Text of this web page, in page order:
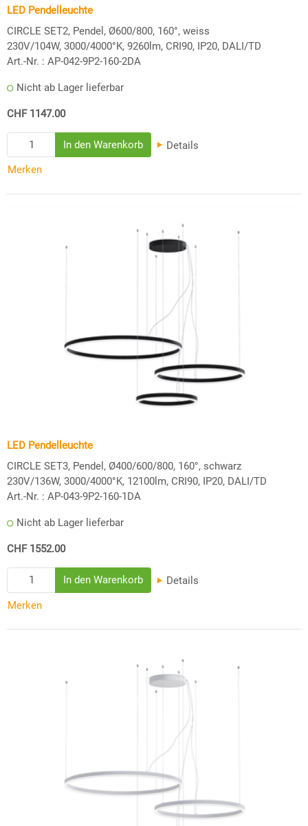
LED Pendelleuchte
CIRCLE SET2, Pendel, Ø600/800, 160°, weiss
230V/104W, 3000/4000°K, 9260lm, CRI90, IP20, DALI/TD
Art.-Nr. : AP-042-9P2-160-2DA
Nicht ab Lager lieferbar
CHF 1147.00
Details
Merken
LED Pendelleuchte
CIRCLE SET3, Pendel, Ø400/600/800, 160°, schwarz
230V/136W, 3000/4000°K, 12100lm, CRI90, IP20, DALI/TD
Art.-Nr. : AP-043-9P2-160-1DA
Nicht ab Lager lieferbar
CHF 1552.00
Details
Merken